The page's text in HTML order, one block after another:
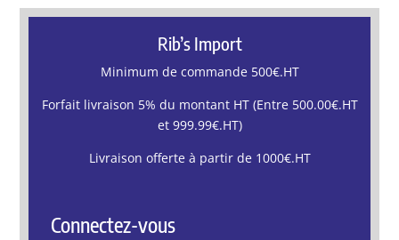
Rib’s Import
Minimum de commande 500€.HT
Forfait livraison 5% du montant HT (Entre 500.00€.HT
et 999.99€.HT)
Livraison offerte à partir de 1000€.HT
Connectez-vous